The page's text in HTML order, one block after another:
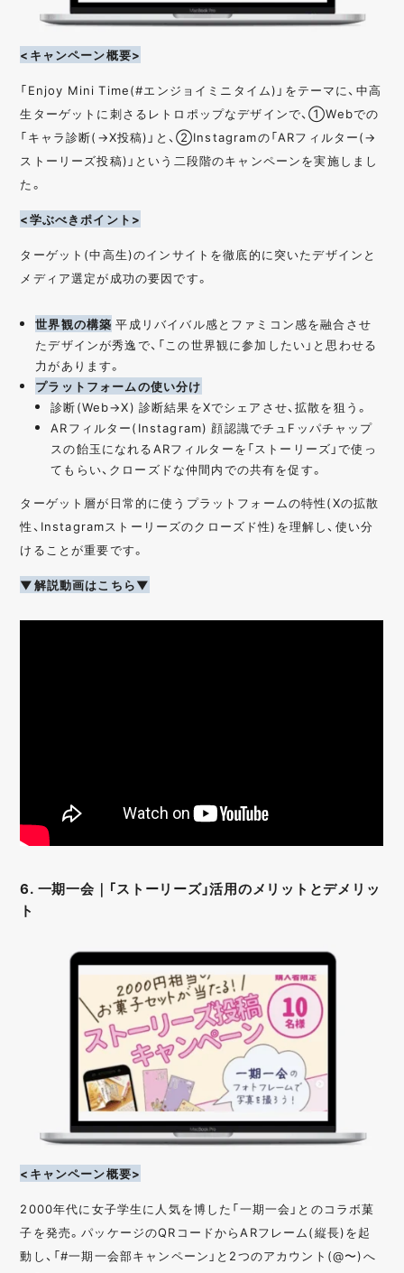
<キャンペーン概要>
「Enjoy Mini Time(#エンジョイミニタイム)」をテーマに、中高
生ターゲットに刺さるレトロポップなデザインで、①Webでの
「キャラ診断(→X投稿)」と、②Instagramの「ARフィルター(→
ストーリーズ投稿)」という二段階のキャンペーンを実施しまし
た。
<学ぶべきポイント>
ターゲット(中高生)のインサイトを徹底的に突いたデザインと
メディア選定が成功の要因です。
世界観の構築 平成リバイバル感とファミコン感を融合させ
たデザインが秀逸で、「この世界観に参加したい」と思わせる
力があります。
プラットフォームの使い分け
診断(Web→X) 診断結果をXでシェアさせ、拡散を狙う。
ARフィルター(Instagram) 顔認識でチュFッパチャップ
スの飴玉になれるARフィルターを「ストーリーズ」で使っ
てもらい、クローズドな仲間内での共有を促す。
ターゲット層が日常的に使うプラットフォームの特性(Xの拡散
性、Instagramストーリーズのクローズド性)を理解し、使い分
けることが重要です。
▼解説動画はこちら▼
6. 一期一会｜「ストーリーズ」活用のメリットとデメリッ
ト
<キャンペーン概要>
2000年代に女子学生に人気を博した「一期一会」とのコラボ菓
子を発売。パッケージのQRコードからARフレーム(縦長)を起
動し、「#一期一会部キャンペーン」と2つのアカウント(@〜)へ